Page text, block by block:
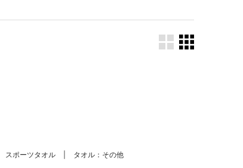
スポーツタオル タオル：その他